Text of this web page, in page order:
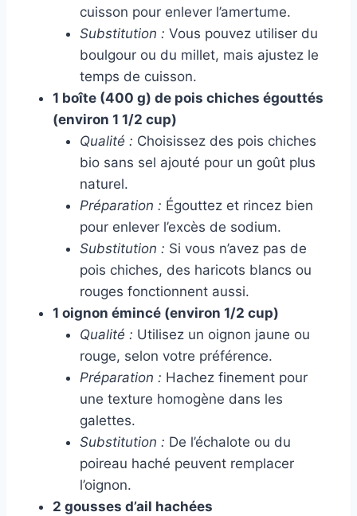
cuisson pour enlever l’amertume.
Substitution : Vous pouvez utiliser du
boulgour ou du millet, mais ajustez le
temps de cuisson.
1 boîte (400 g) de pois chiches égouttés
(environ 1 1/2 cup)
Qualité : Choisissez des pois chiches
bio sans sel ajouté pour un goût plus
naturel.
Préparation : Égouttez et rincez bien
pour enlever l’excès de sodium.
Substitution : Si vous n’avez pas de
pois chiches, des haricots blancs ou
rouges fonctionnent aussi.
1 oignon émincé (environ 1/2 cup)
Qualité : Utilisez un oignon jaune ou
rouge, selon votre préférence.
Préparation : Hachez finement pour
une texture homogène dans les
galettes.
Substitution : De l’échalote ou du
poireau haché peuvent remplacer
l’oignon.
2 gousses d’ail hachées